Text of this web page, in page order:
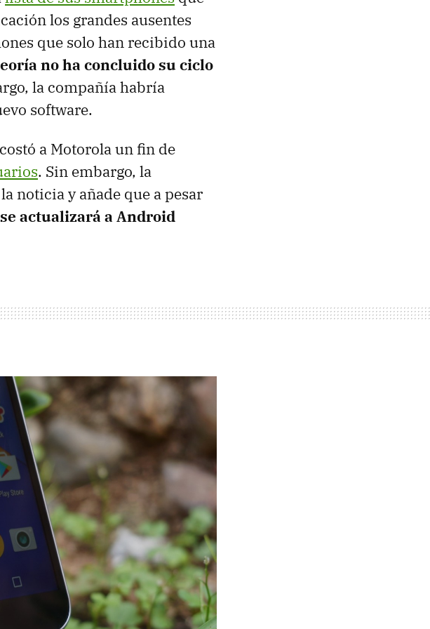
los grandes ausentes
que solo han recibido una
no ha concluido su ciclo
la compañía habría
software.
a Motorola un fin de
. Sin embargo, la
noticia y añade que a pesar
actualizará a Android